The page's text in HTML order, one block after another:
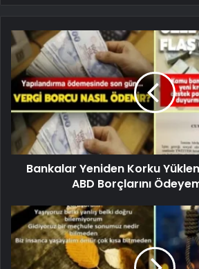
Bankalar Yeniden Korku
ABD Borçlarını